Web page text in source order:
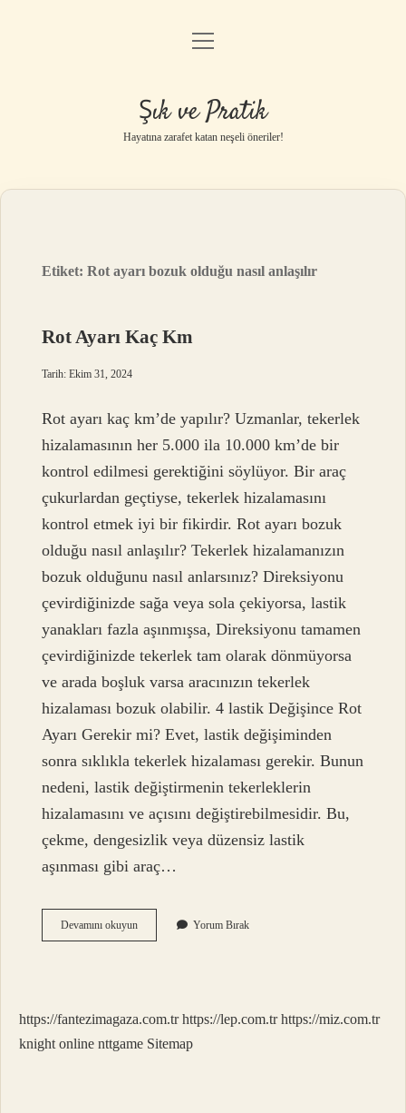
Anasayfa
Yasal Uyarı
menüyü
Şık ve Pratik
Hayatına zarafet katan neşeli öneriler!
Etiket:Rot ayarı bozuk olduğu nasıl anlaşılır
Rot Ayarı Kaç Km
Tarih: Ekim 31, 2024
Rot ayarı kaç km’de yapılır? Uzmanlar, tekerlek
hizalamasının her 5.000 ila 10.000 km’de bir
kontrol edilmesi gerektiğini söylüyor. Bir araç
çukurlardan geçtiyse, tekerlek hizalamasını
kontrol etmek iyi bir fikirdir. Rot ayarı bozuk
olduğu nasıl anlaşılır? Tekerlek hizalamanızın
bozuk olduğunu nasıl anlarsınız? Direksiyonu
çevirdiğinizde sağa veya sola çekiyorsa, lastik
yanakları fazla aşınmışsa, Direksiyonu tamamen
çevirdiğinizde tekerlek tam olarak dönmüyorsa
ve arada boşluk varsa aracınızın tekerlek
hizalaması bozuk olabilir. 4 lastik Değişince Rot
Ayarı Gerekir mi? Evet, lastik değişiminden
sonra sıklıkla tekerlek hizalaması gerekir. Bunun
nedeni, lastik değiştirmenin tekerleklerin
hizalamasını ve açısını değiştirebilmesidir. Bu,
çekme, dengesizlik veya düzensiz lastik
aşınması gibi araç…
Devamını okuyunRot
Ayarı
Yorum Bırak
https://fantezimagaza.com.tr https://lep.com.tr https://miz.com.tr
knight online nttgame Sitemap